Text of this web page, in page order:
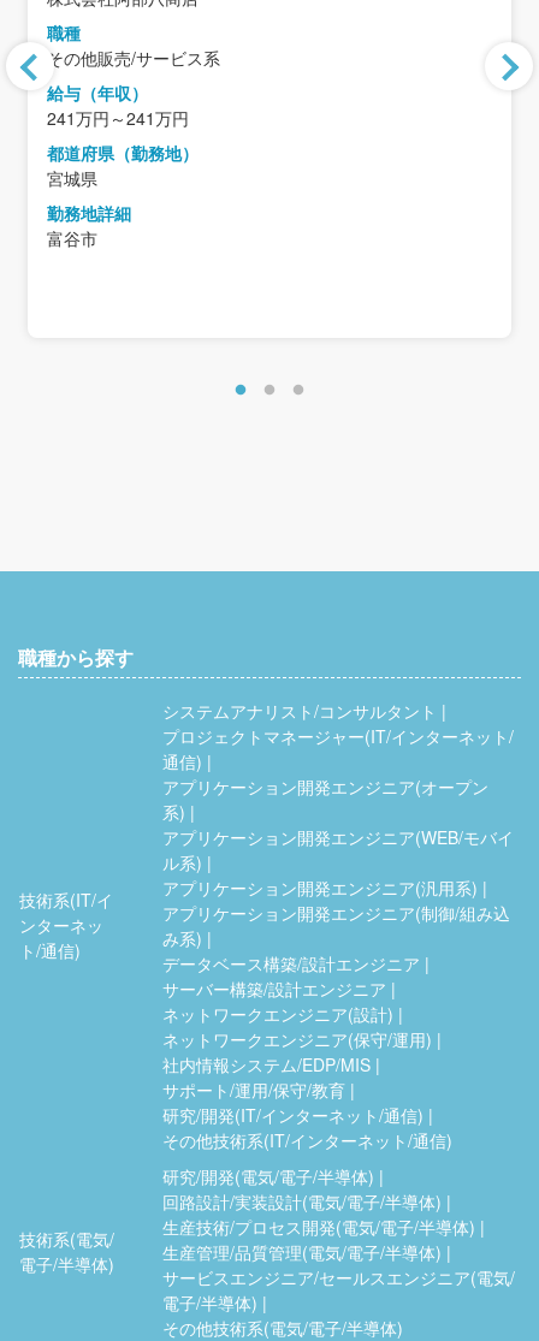
職種
その他販売/サービス系
給与（年収）
241万円～241万円
都道府県（勤務地）
宮城県
勤務地詳細
富谷市
職種から探す
技術系(IT/イ
ンターネッ
ト/通信)
システムアナリスト/コンサルタント
プロジェクトマネージャー(IT/インターネット/
通信)
アプリケーション開発エンジニア(オープン
系)
アプリケーション開発エンジニア(WEB/モバイ
ル系)
アプリケーション開発エンジニア(汎用系)
アプリケーション開発エンジニア(制御/組み込
み系)
データベース構築/設計エンジニア
サーバー構築/設計エンジニア
ネットワークエンジニア(設計)
ネットワークエンジニア(保守/運用)
社内情報システム/EDP/MIS
サポート/運用/保守/教育
研究/開発(IT/インターネット/通信)
その他技術系(IT/インターネット/通信)
技術系(電気/
電子/半導体)
研究/開発(電気/電子/半導体)
回路設計/実装設計(電気/電子/半導体)
生産技術/プロセス開発(電気/電子/半導体)
生産管理/品質管理(電気/電子/半導体)
サービスエンジニア/セールスエンジニア(電気/
電子/半導体)
その他技術系(電気/電子/半導体)